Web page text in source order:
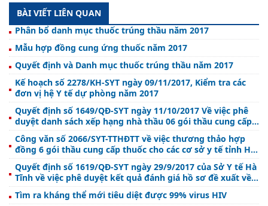
BÀI VIẾT LIÊN QUAN
Phân bổ danh mục thuốc trúng thầu năm 2017
Mẫu hợp đồng cung ứng thuốc năm 2017
Quyết định và Danh mục thuốc trúng thầu năm 2017
Kế hoạch số 2278/KH-SYT ngày 09/11/2017, Kiểm tra các
đơn vị hệ Y tế dự phòng năm 2017
Quyết định số 1649/QĐ-SYT ngày 11/10/2017 Về việc phê
duyệt danh sách xếp hạng nhà thầu 06 gói thầu cung cấp
thuốc chữa bệnh cho các cơ sở y tế tỉnh Hà Tĩnh năm 2017
Công văn số 2066/SYT-TTHĐTT về việc thương thảo hợp
đồng 6 gói thầu cung cấp thuốc cho các cơ sở y tế tỉnh Hà
Tĩnh
Quyết định số 1619/QĐ-SYT ngày 29/9/2017 của Sở Y tế Hà
Tĩnh về việc phê duyệt kết quả đánh giá hồ sơ đề xuất về
kỹ thuật 06 gói thầu cung cấp thuốc chữa bệnh cho các cơ
sở y tế tỉnh Hà Tĩnh năm 2017
Tìm ra kháng thể mới tiêu diệt được 99% virus HIV